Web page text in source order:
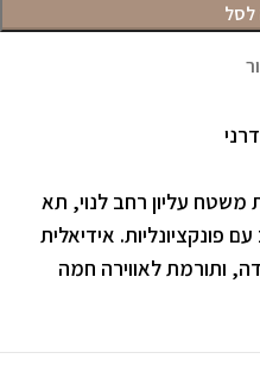
לסל
משטח עליון רחב לנוי, תא
פונקציונליות. אידיאלית
ותורמת לאווירה חמה